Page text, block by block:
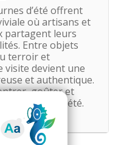
d’été offrent
où artisans et
partagent leurs
Entre objets
terroir et
visite devient une
et authentique.
goûter et
des soirées d’été.